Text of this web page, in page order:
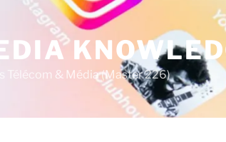
Télécom & Média (Master 226)